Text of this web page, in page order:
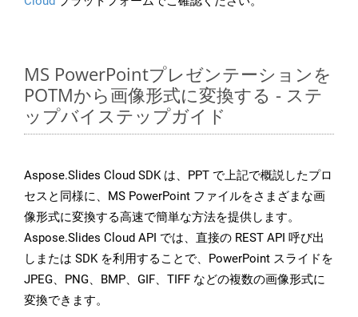
MS PowerPointプレゼンテーションを
POTMから画像形式に変換する - ステ
ップバイステップガイド
Aspose.Slides Cloud SDK は、PPT で上記で概説したプロ
セスと同様に、MS PowerPoint ファイルをさまざまな画
像形式に変換する高速で簡単な方法を提供します。
Aspose.Slides Cloud API では、直接の REST API 呼び出
しまたは SDK を利用することで、PowerPoint スライドを
JPEG、PNG、BMP、GIF、TIFF などの複数の画像形式に
変換できます。